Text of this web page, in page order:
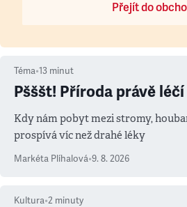
Přejít do
Téma•13 minut
Pšššt! Příroda právě léčí
Kdy nám pobyt mezi stromy,
prospívá víc než drahé léky
Markéta Plíhalová•9. 8. 2026
Kultura•2 minuty